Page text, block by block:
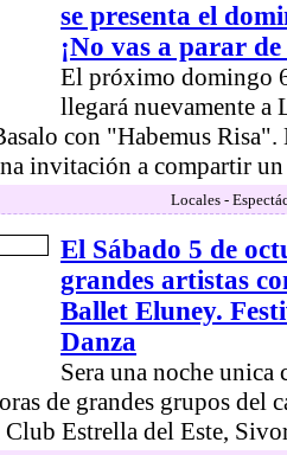
se presenta el
¡No vas a parar
El próximo domingo
llegará nuevamente
con "Habemus Risa".
invitación a compartir un
Locales -
El Sábado 5 de
grandes artistas
Ballet Eluney.
Danza
Sera una noche unica
de grandes grupos del
Club Estrella del Este,